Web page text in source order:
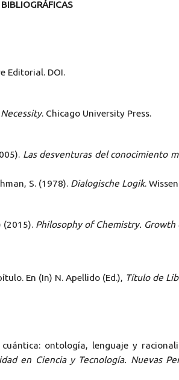
BIBLIOGRÁFICAS
Editorial. DOI.
. Chicago University Press.
Las desventuras del conocimiento
S. (1978). Dialogische Logik.
(2015). Philosophy of Chemistry. Growth
En (In) N. Apellido (Ed.), Título de
ontología, lenguaje y
en Ciencia y Tecnología. Nuevas